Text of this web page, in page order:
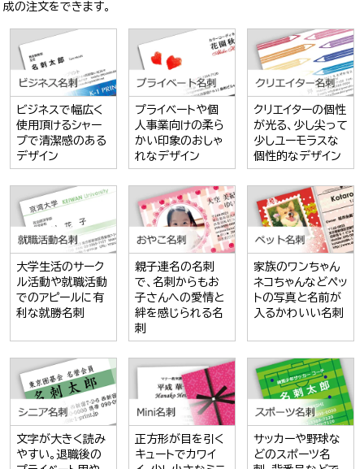
成の注文をできます。
ビジネスで幅広く
使用頂けるシャー
プで清潔感のある
デザイン
プライベートや個
人事業向けの柔ら
かい印象のおしゃ
れなデザイン
クリエイターの個性
が光る、少し尖って
少しユーモラスな
個性的なデザイン
大学生活のサーク
ル活動や就職活動
でのアピールに有
利な就勝名刺
親子連名の名刺
で、名刺からもお
子さんへの愛情と
絆を感じられる名
刺
家族のワンちゃん
ネコちゃんなどペッ
トの写真と名前が
入るかわいい名刺
文字が大きく読み
やすい。退職後の
正方形が目を引く
キュートでカワイ
サッカーや野球な
どのスポーツ名